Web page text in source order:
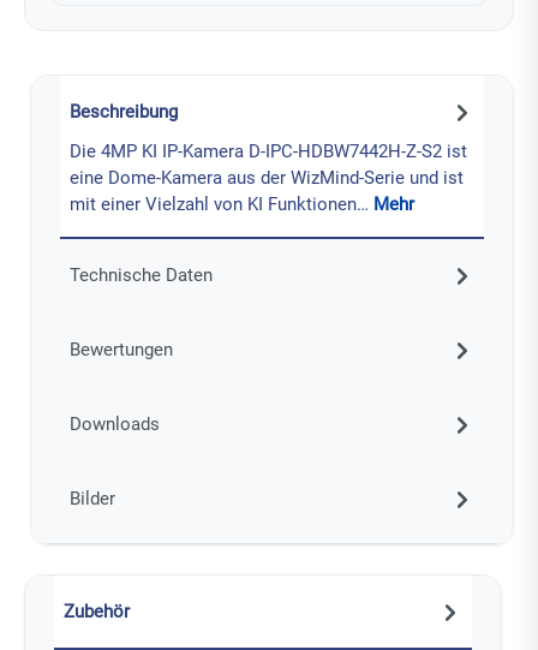
Beschreibung
Die 4MP KI IP-Kamera D-IPC-HDBW7442H-Z-S2 ist
eine Dome-Kamera aus der WizMind-Serie und ist
mit einer Vielzahl von KI Funktionen… Mehr
Technische Daten
Bewertungen
Downloads
Bilder
Zubehör